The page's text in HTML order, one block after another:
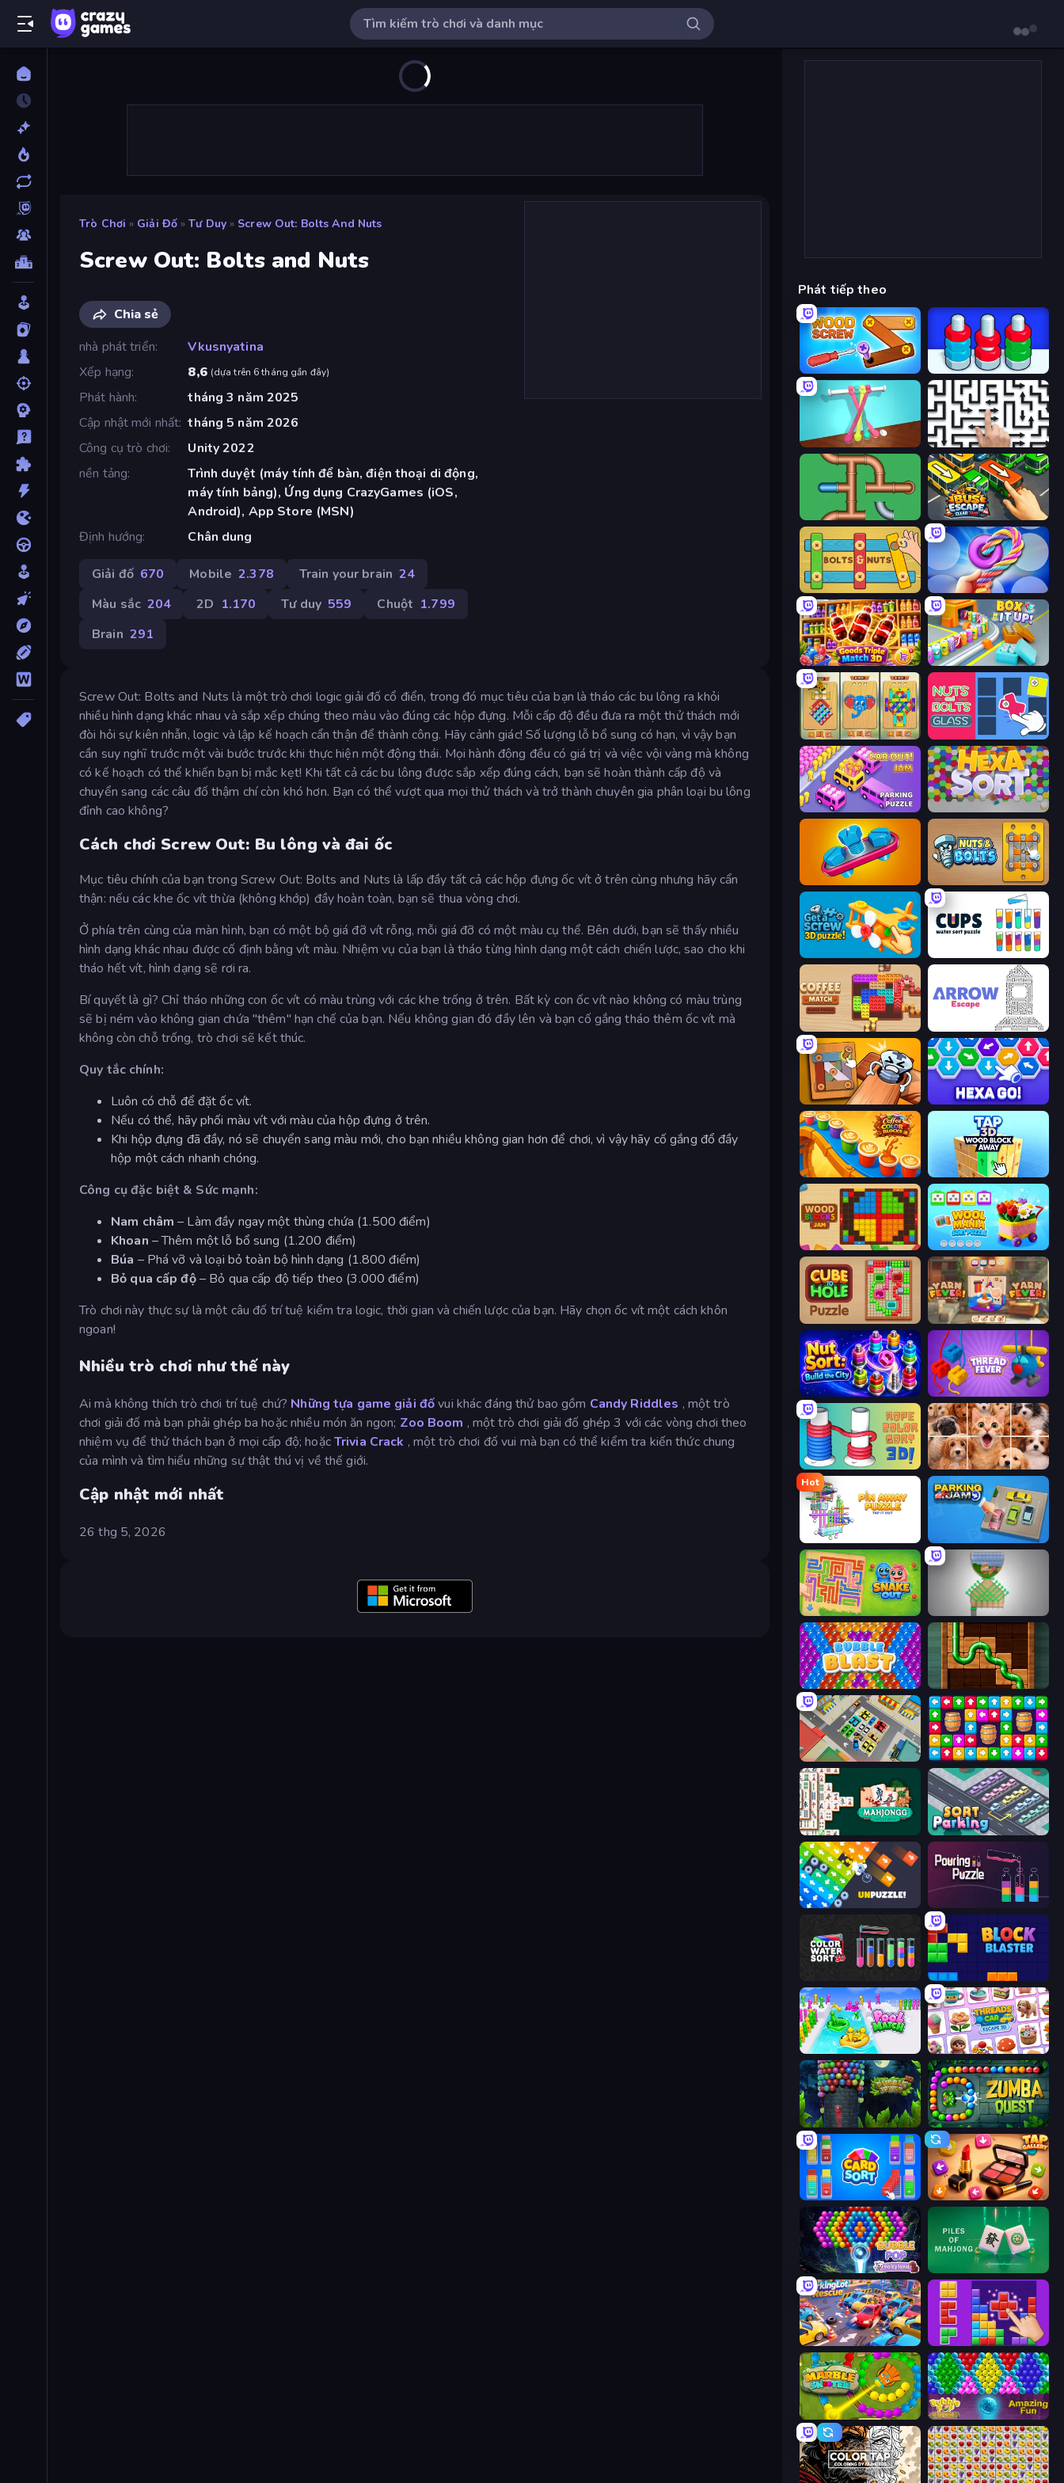
Trò Chơi » Giải Đố » Tư Duy » Screw Out: Bolts And Nuts
Screw Out: Bolts and Nuts
Chia sẻ
nhà phát triển
Vkusnyatina
Xếp hạng
8,6 (dựa trên 6 tháng gần đây)
Phát hành
tháng 3 năm 2025
Cập nhật mới nhất tháng 5 năm 2026
Công cụ trò chơi
Unity 2022
nền tảng
Trình duyệt (máy tính để bàn, điện thoại di động,
máy tính bảng), Ứng dụng CrazyGames (iOS,
Android), App Store (MSN)
Định hướng
Chân dung
Giải đố 670 Mobile 2.378 Train your brain 24
Màu sắc 204 2D 1.170 Tư duy 559 Chuột 1.799
Brain 291
Screw Out: Bolts and Nuts là một trò chơi logic giải đố cổ điển, trong đó mục tiêu của bạn là tháo các bu lông ra khỏi
nhiều hình dạng khác nhau và sắp xếp chúng theo màu vào đúng các hộp đựng. Mỗi cấp độ đều đưa ra một thử thách mới
đòi hỏi sự kiên nhẫn, logic và lập kế hoạch cẩn thận để thành công. Hãy cảnh giác! Số lượng lỗ bổ sung có hạn, vì vậy bạn
cần suy nghĩ trước một vài bước trước khi thực hiện một động thái. Mọi hành động đều có giá trị và việc vội vàng mà không
có kế hoạch có thể khiến bạn bị mắc kẹt! Khi tất cả các bu lông được sắp xếp đúng cách, bạn sẽ hoàn thành cấp độ và
chuyển sang các câu đố thậm chí còn khó hơn. Bạn có thể vượt qua mọi thử thách và trở thành chuyên gia phân loại bu lông
đỉnh cao không?
Cách chơi Screw Out: Bu lông và đai ốc
Mục tiêu chính của bạn trong Screw Out: Bolts and Nuts là lấp đầy tất cả các hộp đựng ốc vít ở trên cùng nhưng hãy cẩn
thận: nếu các khe ốc vít thừa (không khớp) đầy hoàn toàn, bạn sẽ thua vòng chơi.
Ở phía trên cùng của màn hình, bạn có một bộ giá đỡ vít rỗng, mỗi giá đỡ có một màu cụ thể. Bên dưới, bạn sẽ thấy nhiều
hình dạng khác nhau được cố định bằng vít màu. Nhiệm vụ của bạn là tháo từng hình dạng một cách chiến lược, sao cho khi
tháo hết vít, hình dạng sẽ rơi ra.
Bí quyết là gì? Chỉ tháo những con ốc vít có màu trùng với các khe trống ở trên. Bất kỳ con ốc vít nào không có màu trùng
sẽ bị ném vào không gian chứa "thêm" hạn chế của bạn. Nếu không gian đó đầy lên và bạn cố gắng tháo thêm ốc vít mà
không còn chỗ trống, trò chơi sẽ kết thúc.
Quy tắc chính:
Luôn có chỗ để đặt ốc vít.
Nếu có thể, hãy phối màu vít với màu của hộp đựng ở trên.
Khi hộp đựng đã đầy, nó sẽ chuyển sang màu mới, cho bạn nhiều không gian hơn để chơi, vì vậy hãy cố gắng đổ đầy
hộp một cách nhanh chóng.
Công cụ đặc biệt & Sức mạnh:
Nam châm – Làm đầy ngay một thùng chứa (1.500 điểm)
Khoan – Thêm một lỗ bổ sung (1.200 điểm)
Búa – Phá vỡ và loại bỏ toàn bộ hình dạng (1.800 điểm)
Bỏ qua cấp độ– Bỏ qua cấp độ tiếp theo (3.000 điểm)
Trò chơi này thực sự là một câu đố trí tuệ kiểm tra logic, thời gian và chiến lược của bạn. Hãy chọn ốc vít một cách khôn
ngoan!
Nhiều trò chơi như thế này
Ai mà không thích trò chơi trí tuệ chứ? Những tựa game giải đốvui khác đáng thử bao gồm Candy Riddles , một trò
chơi giải đố mà bạn phải ghép ba hoặc nhiều món ăn ngon; Zoo Boom , một trò chơi giải đố ghép 3 với các vòng chơi theo
nhiệm vụ để thử thách bạn ở mọi cấp độ; hoặcTrivia Crack , một trò chơi đố vui mà bạn có thể kiểm tra kiến thức chung
của mình và tìm hiểu những sự thật thú vị về thế giới.
Cập nhật mới nhất
26 thg 5, 2026
Phát tiếp theo
Wood Screw: Bolts Puzzle
Tangle Master Arrow Escape: Puzzle
Plumber Pipe Out Bus Escape: Clear Jam
Bolts and Nuts Twisted Tangle
Goods Triple Match 3D Box It Up
Unscrew It: Puzzle Game Nuts & Bolts: Screw Glass Puzzle
Car OUT! Jam Parking Puzzle
Unscrew Jam 3D Nuts & Bolts: Unscrew Puzzle
Get a Screw: 3D Puzzle! Cups - Water Sort Puzzle
Arrow Escape
Wood Bolts & Nuts Screw: Pin Puzzle Hexa GO!
Coffee Color Blocks
Wood Blocks Jam Wool Mania - Sort Puzzle 3D
Cube to Hole Puzzle Yarn Fever! Unravel Puzzle
Nut Sort: Build the City Thread Fever
Rope Color Sort 3D Jigpic Solitaire
Hot
Snake Out: Maze Escape Pull the Pin
Bubble Blast Pipe Puzzle
Tap Away Story
Mahjongg Solitaire Sort Parking
Block Blaster
Pool Match Jam Threads Car Escape 3D
Bubble Tower 3D Zumba Quest
Card Sort Tap Gallery
Bubble Pop Fairyland Piles of Mahjong
ParkingLot Rescue BlockBuster Puzzle
Marble Shooter Bubble Pop Legend